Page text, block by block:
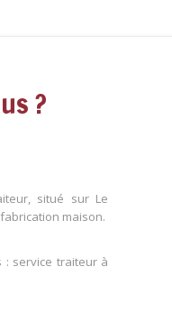
?
situé sur Le
maison.
: service traiteur à